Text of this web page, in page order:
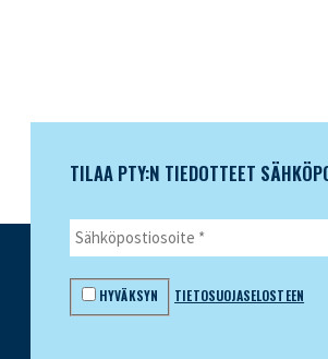
TILAA PTY:N TIEDOTTEET
HYVÄKSYN TIETOSUOJASELOSTEEN